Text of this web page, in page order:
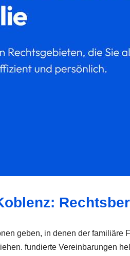
geben, in denen der
fundierte Vereinbarungen